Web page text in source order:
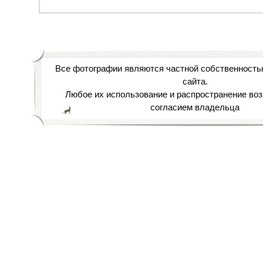
Все фотографии являются частной
сайта.
Любое их использование и распространение
согласием владельца